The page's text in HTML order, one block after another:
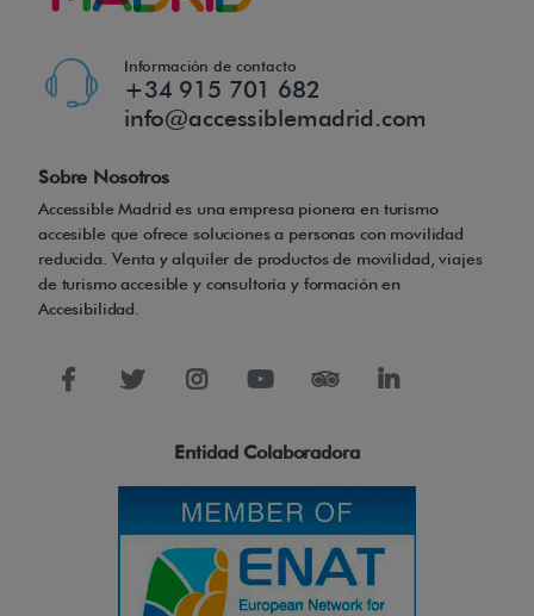
Información de contacto
+34 915 701 682
info@accessiblemadrid.com
Sobre Nosotros
Accessible Madrid es una empresa pionera en turismo
accesible que ofrece soluciones a personas con movilidad
reducida. Venta y alquiler de productos de movilidad, viajes
de turismo accesible y consultoría y formación en
Accesibilidad.
Entidad Colaboradora